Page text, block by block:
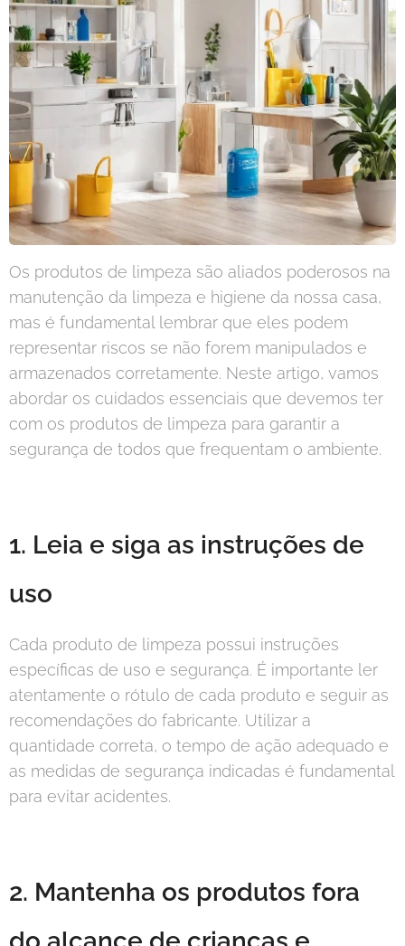
Os produtos de limpeza são aliados poderosos na
manutenção da limpeza e higiene da nossa casa,
mas é fundamental lembrar que eles podem
representar riscos se não forem manipulados e
armazenados corretamente. Neste artigo, vamos
abordar os cuidados essenciais que devemos ter
com os produtos de limpeza para garantir a
segurança de todos que frequentam o ambiente.
1. Leia e siga as instruções de
uso
Cada produto de limpeza possui instruções
específicas de uso e segurança. É importante ler
atentamente o rótulo de cada produto e seguir as
recomendações do fabricante. Utilizar a
quantidade correta, o tempo de ação adequado e
as medidas de segurança indicadas é fundamental
para evitar acidentes.
2. Mantenha os produtos fora